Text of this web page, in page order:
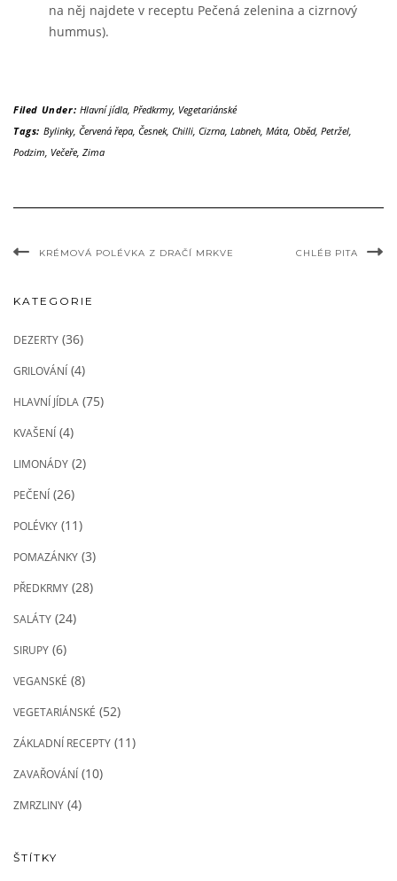
na něj najdete v receptu Pečená zelenina a cizrnový
hummus).
Filed Under: Hlavní jídla, Předkrmy, Vegetariánské
Tags: Bylinky, Červená řepa, Česnek, Chilli, Cizrna, Labneh, Máta, Oběd, Petržel,
Podzim Večeře Zima
KRÉMOVÁ POLÉVKA Z DRAČÍ MRKVE CHLÉB PITA
KATEGORIE
DEZERTY (36)
GRILOVÁNÍ (4)
HLAVNÍ JÍDLA (75)
KVAŠENÍ (4)
LIMONÁDY (2)
PEČENÍ (26)
POLÉVKY (11)
POMAZÁNKY (3)
PŘEDKRMY (28)
SALÁTY (24)
SIRUPY (6)
VEGANSKÉ (8)
VEGETARIÁNSKÉ (52)
ZÁKLADNÍ RECEPTY (11)
ZAVAŘOVÁNÍ (10)
ZMRZLINY (4)
ŠTÍTKY